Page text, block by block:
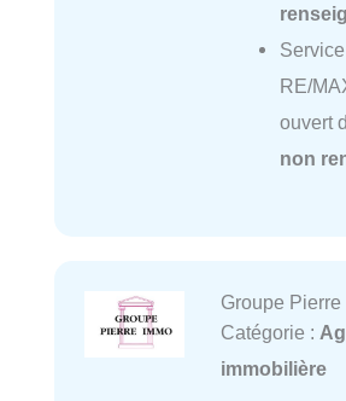
RE/
ouvert
non
Groupe Pierre
Catégorie :
immobilière